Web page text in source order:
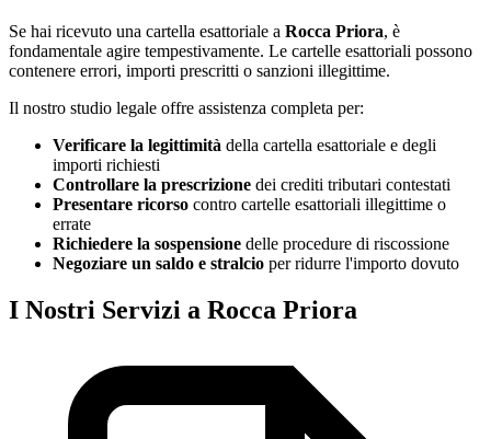
Se hai ricevuto una cartella esattoriale a Rocca Priora, è
fondamentale agire tempestivamente. Le cartelle esattoriali possono
contenere errori, importi prescritti o sanzioni illegittime.
Il nostro studio legale offre assistenza completa per:
Verificare la legittimità della cartella esattoriale e degli
importi richiesti
Controllare la prescrizione dei crediti tributari contestati
Presentare ricorso contro cartelle esattoriali illegittime o
errate
Richiedere la sospensione delle procedure di riscossione
Negoziare un saldo e stralcio per ridurre l'importo dovuto
I Nostri Servizi a Rocca Priora